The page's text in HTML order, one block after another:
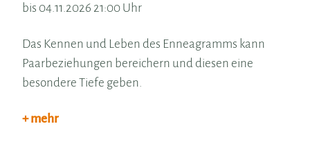
bis 04.11.2026 21:00 Uhr
Das Kennen und Leben des Enneagramms kann
Paarbeziehungen bereichern und diesen eine
besondere Tiefe geben.
+ mehr